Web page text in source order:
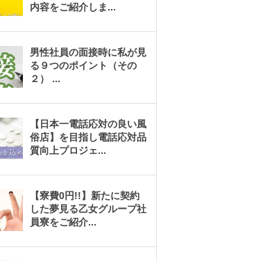
内容をご紹介しま ...
男性社員の面接時に私が見
る９つのポイント（その
２） ...
【日本一電話応対の良い風
俗店】を目指し電話応対品
質向上プロジェ...
【寮費0円!!】新たに契約
した夢見る乙女グループ社
員寮をご紹介...